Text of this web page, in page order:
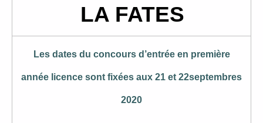
LA FATES
Les dates du concours d’entrée en première
année licence sont fixées aux 21 et 22septembres
2020